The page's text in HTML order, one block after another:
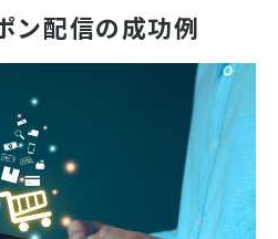
ン配信の成功例